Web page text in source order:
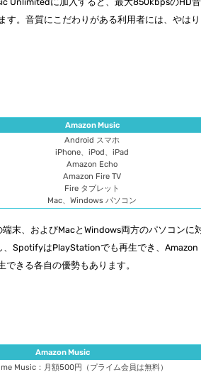
。音質にこだわりがある利用者には、やはり
Amazon Music
Android スマホ
iPhone、iPod、iPad
Amazon Echo
Amazon Fire TV
Fire タブレット
Mac、Windows パソコン
末、およびMacとWindows両方のパソコンに
SpotifyはPlayStationでも再生でき、Amazon
きる各自の優勢もあります。
Amazon Music
Music：月額500円（プライム会員は無料）